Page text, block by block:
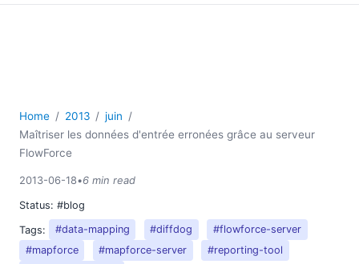
Home 2013
juin
Maîtriser les données d'entrée erronées grâce au serveur
FlowForce
2013-06-18•6 min read
Status: #blog
Tags:
#data-mapping #diffdog
#flowforce-server
#mapforce
#mapforce-server
#reporting-tool